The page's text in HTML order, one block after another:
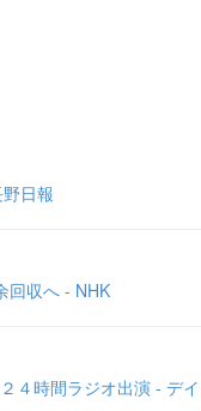
日報
回収へ - NHK
４時間ラジオ出演 - デイ